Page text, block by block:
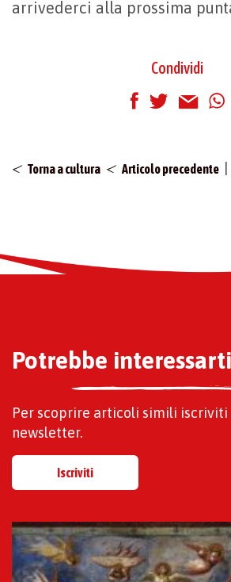
arrivederci alla prossima
Condividi
Torna a cultura Articolo precedente
Potrebbe
Per scoprire articoli simili iscriviti
newsletter.
Iscriviti